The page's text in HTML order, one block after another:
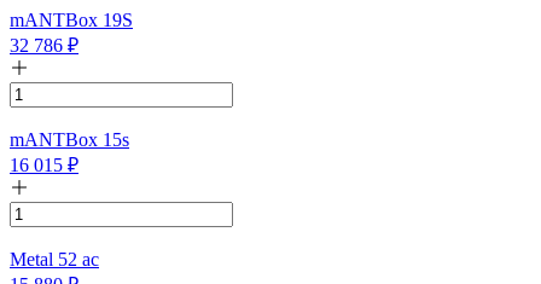
mANTBox 19S
32 786 ₽
mANTBox 15s
16 015 ₽
Metal 52 ac